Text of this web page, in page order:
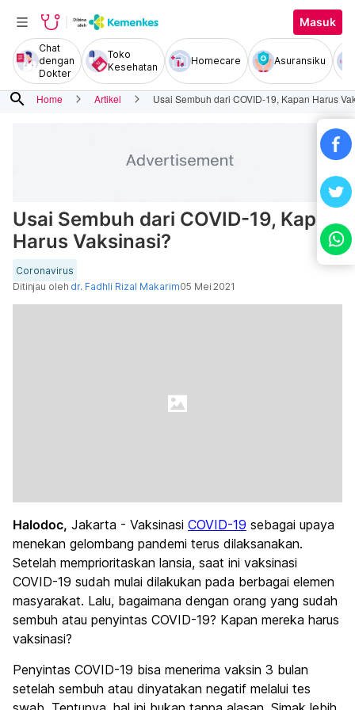
Masuk
Chat
dengan
Dokter
Toko
Kesehatan
Homecare Asuransiku
search Home Artikel Usai Sembuh dari COVID-19, Kapan Harus
Usai Sembuh dari COVID-19, Kapan
Harus Vaksinasi?
Coronavirus
Ditinjau oleh dr. Fadhli Rizal Makarim05 Mei 2021
Halodoc, Jakarta - Vaksinasi COVID-19 sebagai upaya
menekan gelombang pandemi terus dilaksanakan.
Setelah memprioritaskan lansia, saat ini vaksinasi
COVID-19 sudah mulai dilakukan pada berbagai elemen
masyarakat. Lalu, bagaimana dengan orang yang sudah
sembuh atau penyintas COVID-19? Kapan mereka harus
vaksinasi?
Penyintas COVID-19 bisa menerima vaksin 3 bulan
setelah sembuh atau dinyatakan negatif melalui tes